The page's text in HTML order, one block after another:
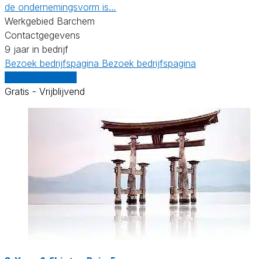
de ondernemingsvorm is…
Werkgebied Barchem
Contactgegevens
9 jaar in bedrijf
Bezoek bedrijfspagina Bezoek bedrijfspagina
Gratis - Vrijblijvend